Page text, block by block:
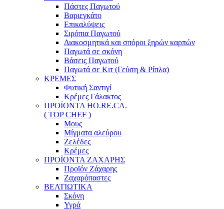
Πάστες Παγωτού
Βαριεγκάτο
Επικαλύψεις
Σιρόπια Παγωτού
Διακοσμητικά και σπόροι ξηρών καρπών
Παγωτά σε σκόνη
Βάσεις Παγωτού
Παγωτά σε Κιτ (Γεύση & Ρίπλα)
ΚΡΕΜΕΣ
Φυτική Σαντιγί
Κρέμες Γάλακτος
ΠΡΟΪΟΝΤΑ HO.RE.CA.
( TOP CHEF )
Μους
Μίγματα αλεύρου
Ζελέδες
Κρέμες
ΠΡΟΪΟΝΤΑ ΖΑΧΑΡΗΣ
Προϊόν Ζάχαρης
Ζαχαρόπαστες
ΒΕΛΤΙΩΤΙΚΑ
Σκόνη
Υγρά